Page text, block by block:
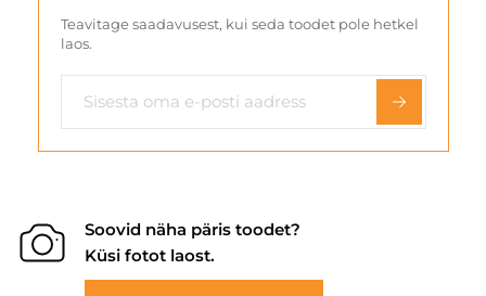
Teavitage saadavusest, kui seda toodet pole hetkel
laos.
Soovid näha päris toodet?
Küsi fotot laost.